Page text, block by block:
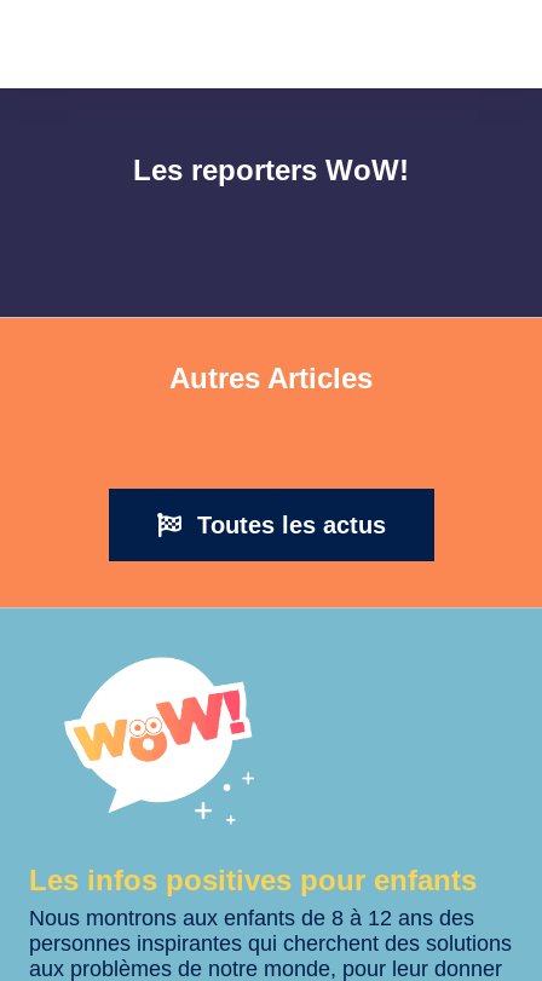
Les reporters WoW!
Autres Articles
Toutes les actus
Les infos positives pour enfants
Nous montrons aux enfants de 8 à 12 ans des
personnes inspirantes qui cherchent des solutions
aux problèmes de notre monde, pour leur donner